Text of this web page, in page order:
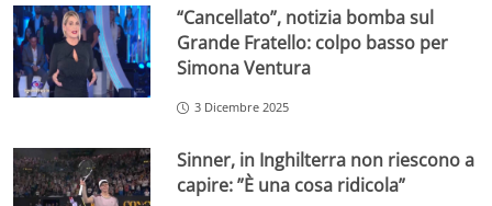
“Cancellato”, notizia bomba sul
Grande Fratello: colpo basso per
Simona Ventura
3 Dicembre 2025
Sinner, in Inghilterra non riescono a
capire: ”È una cosa ridicola”